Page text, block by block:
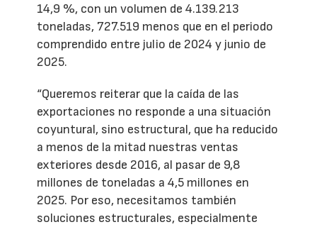
14,9 %, con un volumen de 4.139.213
toneladas, 727.519 menos que en el periodo
comprendido entre julio de 2024 y junio de
2025.
“Queremos reiterar que la caída de las
exportaciones no responde a una situación
coyuntural, sino estructural, que ha reducido
a menos de la mitad nuestras ventas
exteriores desde 2016, al pasar de 9,8
millones de toneladas a 4,5 millones en
2025. Por eso, necesitamos también
soluciones estructurales, especialmente